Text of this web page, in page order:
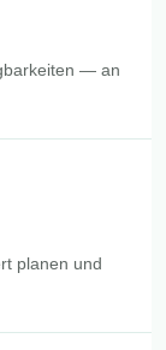
— an
planen und